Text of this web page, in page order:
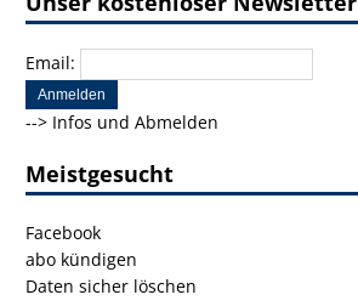
Email:
--> Infos und Abmelden
Meistgesucht
Facebook
abo kündigen
Daten sicher löschen